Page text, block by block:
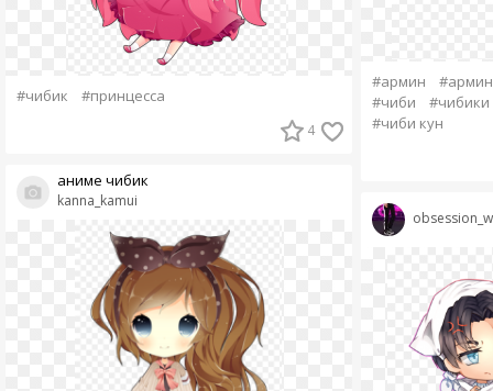
#чибик #принцесса
4
kanna_kamui
аниме чибик
#армин
#чиби
#чибики
#чиби кун